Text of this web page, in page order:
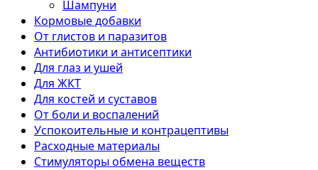
Шампуни
Кормовые добавки
От глистов и паразитов
Антибиотики и антисептики
Для глаз и ушей
Для ЖКТ
Для костей и суставов
От боли и воспалений
Успокоительные и контрацептивы
Расходные материалы
Стимуляторы обмена веществ